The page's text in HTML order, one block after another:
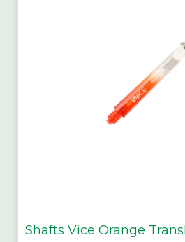
Shafts Vice Orange